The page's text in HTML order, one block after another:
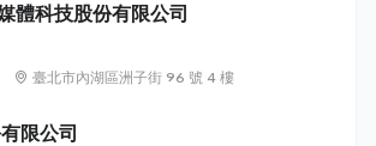
體科技股份有限公司
臺北市內湖區洲子街 96 號 4 樓
限公司